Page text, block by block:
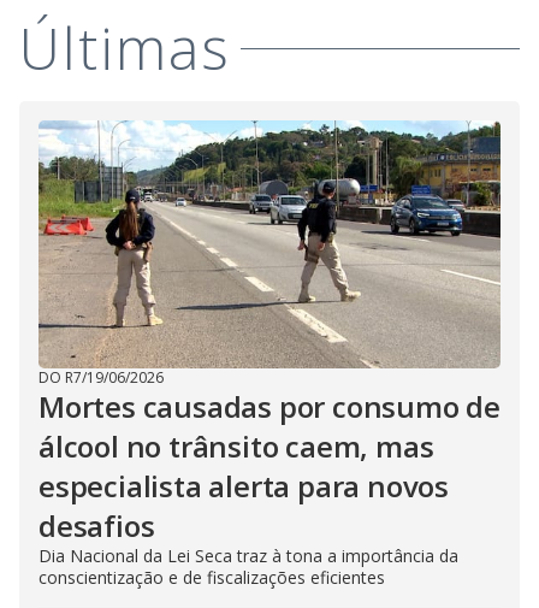
Últimas
DO R7/19/06/2026
Mortes causadas por consumo de
álcool no trânsito caem, mas
especialista alerta para novos
desafios
Dia Nacional da Lei Seca traz à tona a importância da
conscientização e de fiscalizações eficientes